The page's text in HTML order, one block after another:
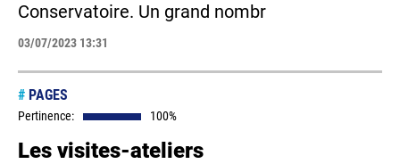
Conservatoire. Un grand nombr
03/07/2023 13:31
# PAGES
Pertinence: 100%
Les visites-ateliers